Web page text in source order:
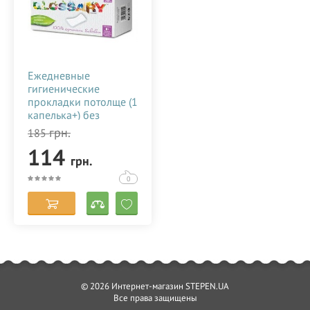
Ежедневные
гигиенические
прокладки потолще (1
капелька+) без
индивидуальной
упаковки, 24 шт,
CORMAN ORGANYC
GLORGST24
185грн.
114 грн.
0
© 2026 Интернет-магазин STEPEN.UA
Все права защищены